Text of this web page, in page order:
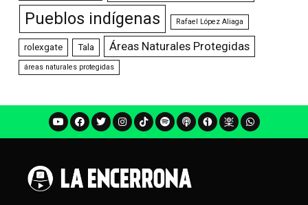
Pueblos indígenas Rafael López Aliaga
rolexgate Tala Áreas Naturales Protegidas
áreas naturales protegidas